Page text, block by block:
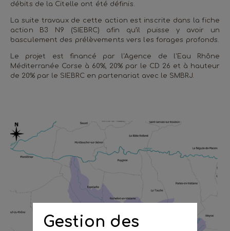
débits de la Citelle ont été définis.
La suite travaux de cette action est inscrite dans la fiche
action B3 N9 (SIEBRC) afin qu’il puisse y avoir un
basculement des prélèvements vers les forages profonds.
Le projet est financé par l'Agence de l'Eau Rhône
Méditerranée Corse à 60%, 20% par le CD 26 et à hauteur
de 20% par le SIEBRC en partenariat avec le SMBRJ.
Gestion des